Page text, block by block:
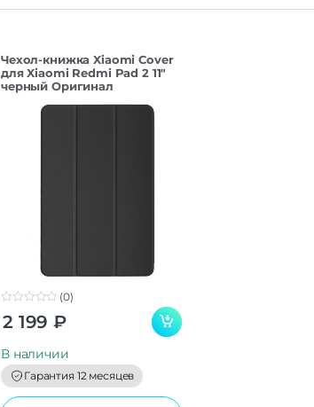
Чехол-книжка Xiaomi Cover
для Xiaomi Redmi Pad 2 11″
черный Оригинал
o
o
(0)
2 199 ₽
В наличии
Гарантия 12 месяцев